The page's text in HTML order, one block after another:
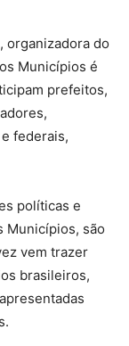
organizadora do
Municípios é
prefeitos,
federais,
políticas e
Municípios, são
vem trazer
brasileiros,